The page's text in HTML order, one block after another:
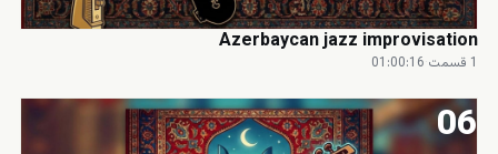
Azerbaycan jazz improvisation
1 قسمت 01:00:16
06